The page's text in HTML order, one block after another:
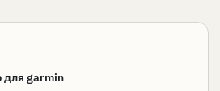
для garmin